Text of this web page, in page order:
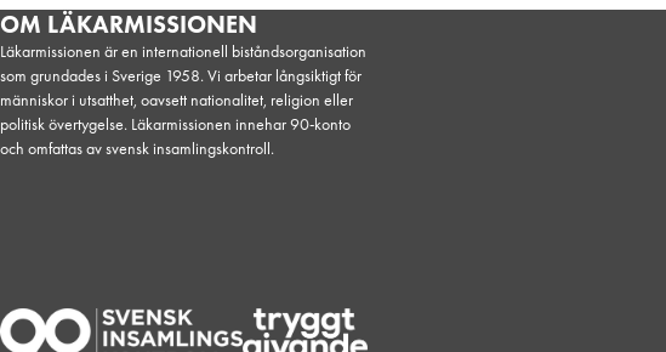
OM LÄKARMISSIONEN
Läkarmissionen är en internationell biståndsorganisation
som grundades i Sverige 1958. Vi arbetar långsiktigt för
människor i utsatthet, oavsett nationalitet, religion eller
politisk övertygelse. Läkarmissionen innehar 90-konto
och omfattas av svensk insamlingskontroll.